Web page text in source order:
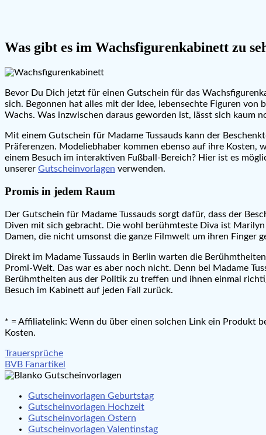
Was gibt es im Wachsfigurenkabinett zu
Bevor Du Dich jetzt für einen Gutschein für das
sich. Begonnen hat alles mit der Idee, lebensechte Figuren von
Wachs. Was inzwischen daraus geworden ist, lässt sich kaum
Mit einem Gutschein für Madame Tussauds kann der
Präferenzen. Modeliebhaber kommen ebenso auf ihre
einem Besuch im interaktiven Fußball-Bereich? Hier ist es
unserer Gutscheinvorlagen verwenden.
Promis in jedem Raum
Der Gutschein für Madame Tussauds sorgt dafür, dass der
Diven mit sich gebracht. Die wohl berühmteste Diva ist
Damen, die nicht umsonst die ganze Filmwelt um ihren Finger
Direkt im Madame Tussauds in Berlin warten die
Promi-Welt. Das war es aber noch nicht. Denn bei Madame
Berühmtheiten aus der Politik zu treffen und ihnen einmal
Besuch im Kabinett auf jeden Fall zurück.
* = Affiliatelink: Wenn du über einen solchen Link ein Produkt
Kosten.
Beitragsnavigation
Trauersprüche
BVB Fanartikel
Gutscheinvorlagen Geburtstag
Gutscheinvorlagen Hochzeit
Gutscheinvorlagen Ostern
Gutscheinvorlagen Valentinstag